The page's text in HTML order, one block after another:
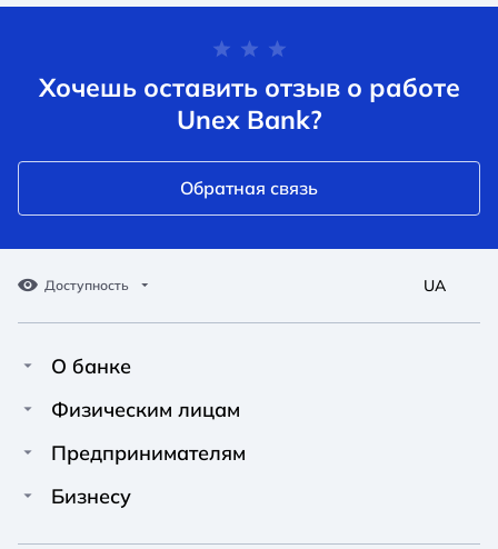
Хочешь оставить отзыв о работе
Unex Bank?
Обратная связь
Доступность
A A
Обычный
A A
Средний
A A
Большой
A A A A
UA
О банке
Про Unex Bank
Физическим лицам
Кредиты
Предпринимателям
Финансирование
Бизнесу